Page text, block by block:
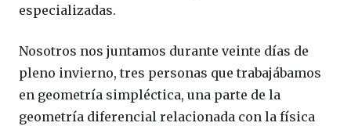
especializadas.
Nosotros nos juntamos durante veinte días de
pleno invierno, tres personas que trabajábamos
en geometría simpléctica, una parte de la
geometría diferencial relacionada con la física